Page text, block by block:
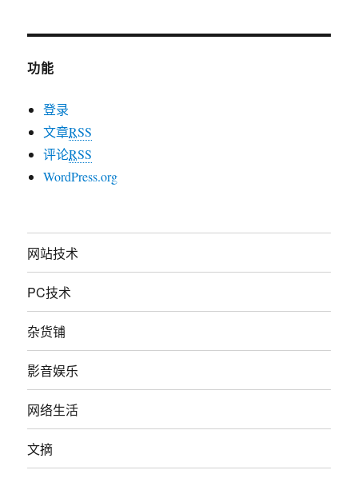
功能
登录
文章RSS
评论RSS
WordPress.org
网站技术
PC技术
杂货铺
影音娱乐
网络生活
文摘